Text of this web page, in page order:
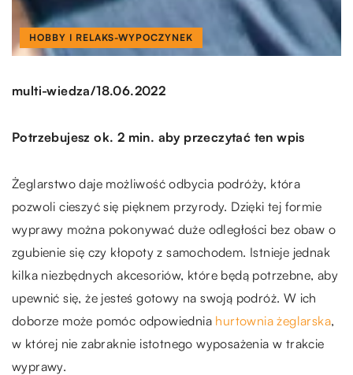
HOBBY I RELAKS-WYPOCZYNEK
multi-wiedza/18.06.2022
Potrzebujesz ok. 2 min. aby przeczytać ten wpis
Żeglarstwo daje możliwość odbycia podróży, która
pozwoli cieszyć się pięknem przyrody. Dzięki tej formie
wyprawy można pokonywać duże odległości bez obaw o
zgubienie się czy kłopoty z samochodem. Istnieje jednak
kilka niezbędnych akcesoriów, które będą potrzebne, aby
upewnić się, że jesteś gotowy na swoją podróż. W ich
doborze może pomóc odpowiednia hurtownia żeglarska,
w której nie zabraknie istotnego wyposażenia w trakcie
wyprawy.